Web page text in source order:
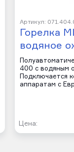
Артикул:
Горелка
водяное
400 с водяным
Подключается
аппаратам с
Цена: